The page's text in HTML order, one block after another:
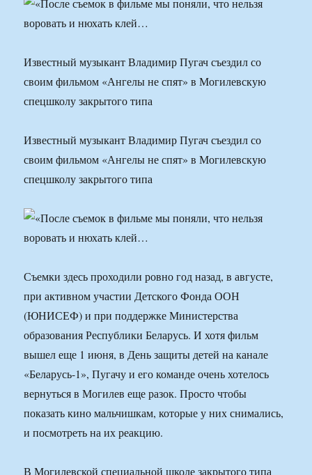
Известный музыкант Владимир Пугач съездил со
своим фильмом «Ангелы не спят» в Могилевскую
спецшколу закрытого типа
Известный музыкант Владимир Пугач съездил со
своим фильмом «Ангелы не спят» в Могилевскую
спецшколу закрытого типа
Съемки здесь проходили ровно год назад, в августе,
при активном участии Детского Фонда ООН
(ЮНИСЕФ) и при поддержке Министерства
образования Республики Беларусь. И хотя фильм
вышел еще 1 июня, в День защиты детей на канале
«Беларусь-1», Пугачу и его команде очень хотелось
вернуться в Могилев еще разок. Просто чтобы
показать кино мальчишкам, которые у них снимались,
и посмотреть на их реакцию.
В Могилевской специальной школе закрытого типа